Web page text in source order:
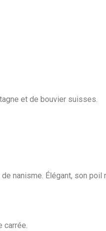
et de bouvier suisses.
nanisme. Élégant, son
carrée.